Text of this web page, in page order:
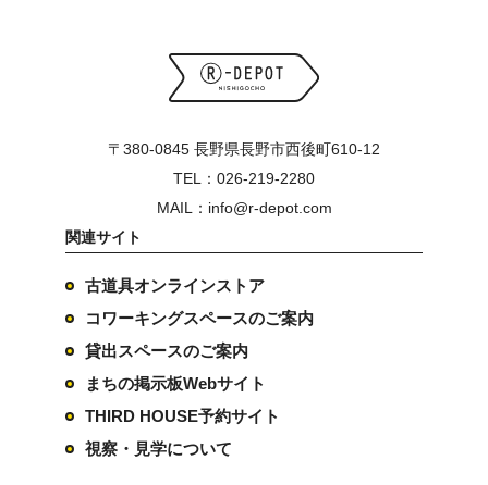
〒380-0845 長野県長野市西後町610-12
TEL：026-219-2280
MAIL：info@r-depot.com
関連サイト
古道具オンラインストア
コワーキングスペースのご案内
貸出スペースのご案内
まちの掲示板Webサイト
THIRD HOUSE予約サイト
視察・見学について